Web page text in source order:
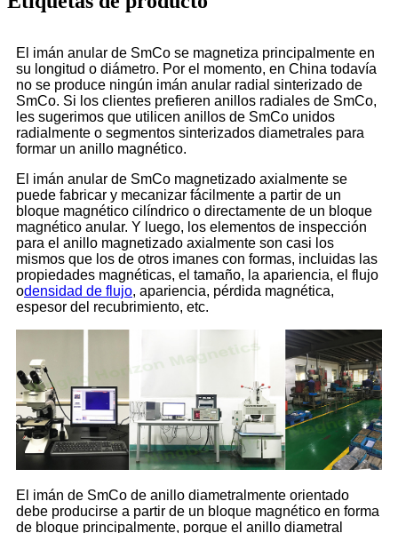
El imán anular de SmCo se magnetiza principalmente en
su longitud o diámetro. Por el momento, en China todavía
no se produce ningún imán anular radial sinterizado de
SmCo. Si los clientes prefieren anillos radiales de SmCo,
les sugerimos que utilicen anillos de SmCo unidos
radialmente o segmentos sinterizados diametrales para
formar un anillo magnético.
El imán anular de SmCo magnetizado axialmente se
puede fabricar y mecanizar fácilmente a partir de un
bloque magnético cilíndrico o directamente de un bloque
magnético anular. Y luego, los elementos de inspección
para el anillo magnetizado axialmente son casi los
mismos que los de otros imanes con formas, incluidas las
propiedades magnéticas, el tamaño, la apariencia, el flujo
odensidad de flujo, apariencia, pérdida magnética,
espesor del recubrimiento, etc.
El imán de SmCo de anillo diametralmente orientado
debe producirse a partir de un bloque magnético en forma
de bloque principalmente, porque el anillo diametral